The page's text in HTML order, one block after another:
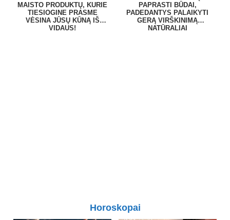
MAISTO PRODUKTŲ, KURIE
TIESIOGINE PRASME
VĖSINA JŪSŲ KŪNĄ IŠ
VIDAUS!
PAPRASTI BŪDAI,
PADEDANTYS PALAIKYTI
GERĄ VIRŠKINIMĄ
NATŪRALIAI
Horoskopai